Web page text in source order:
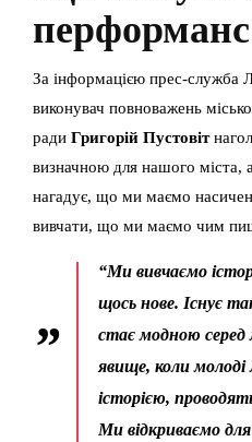
За інформацією прес-служба
виконувач повноважень
ради Григорій Пустовіт
визначною для нашого міста,
нагадує, що ми маємо
вивчати, що ми маємо чим
“Ми вивчаємо
щось нове. Існує
стає модною серед
явище, коли
історією,
Ми відкриваємо для